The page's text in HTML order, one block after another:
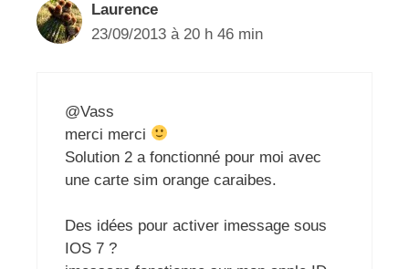
Laurence
23/09/2013 à 20 h 46 min
@Vass
merci merci
Solution 2 a fonctionné pour moi avec
une carte sim orange caraibes.
Des idées pour activer imessage sous
IOS 7 ?